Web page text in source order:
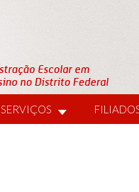
SERVIÇOS